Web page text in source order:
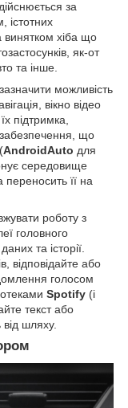
за
істотних
винятком хіба що
як-от
та інше.
можливість
вікно відео
підтримка,
що
(AndroidAuto для
середовище
її на
роботу з
головного
та історії.
відповідайте або
голосом
Spotify (і
текст або
шляху.